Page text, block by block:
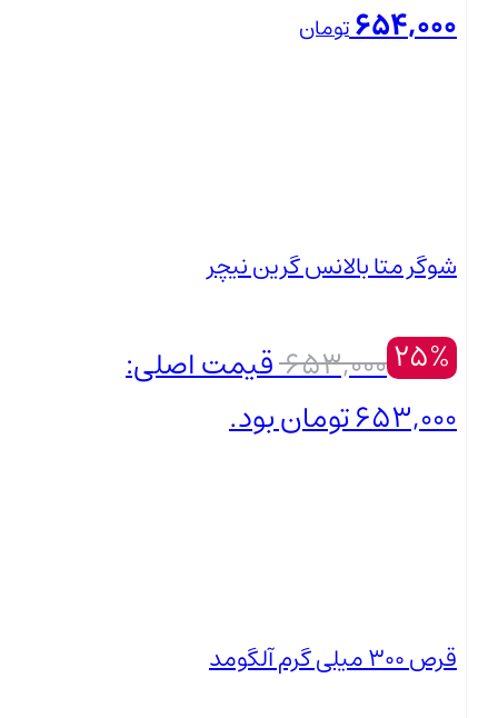
654,000تومان
شوگر متا بالانس گرین نیچر
25%
653,000 قیمت اصلی:
653,000 تومان بود.
قرص 300 میلی گرم آلگومد